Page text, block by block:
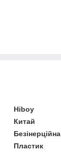
Hiboy
Китай
Безінерційна
Пластик